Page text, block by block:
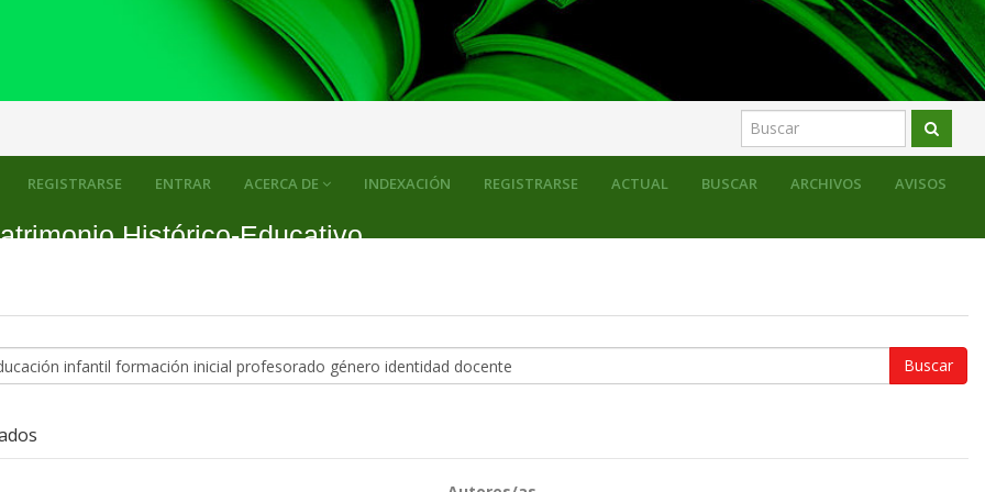
ACERCA DE INDEXACIÓN REGISTRARSE ACTUAL BUSCAR ARCHIVOS AVISOS
REGISTRARSE ENTRAR
Histórico-Educativo